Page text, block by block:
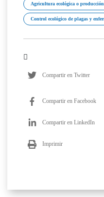
Agricultura ecológica o
Control ecológico de plagas y
Compartir en Twitter
Compartir en Facebook
Compartir en LinkedIn
Imprimir